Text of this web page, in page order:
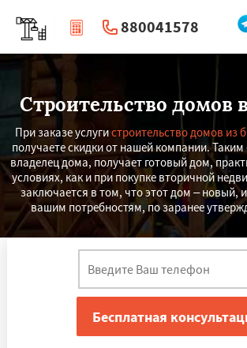
880041578
| Перезвоните мне
Строительство домов
При заказе услугистроительство домов из
получаете скидки от нашей компании.
владелец дома, получает готовый дом,
условиях, как и при покупке вторичной
заключается в том, что этот дом – новый,
вашим потребностям, по заранее